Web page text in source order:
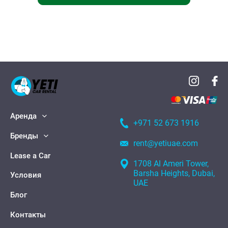
Аренда
Бренды
Lease a Car
Условия
Блог
Контакты
+971 52 673 1916
rent@yetiuae.com
1708 Al Ameri Tower,
Barsha Heights, Dubai,
UAE